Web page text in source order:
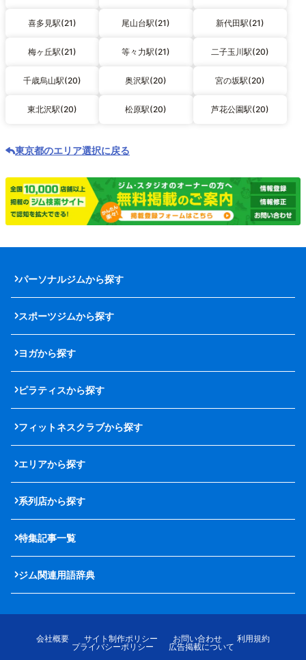
喜多見駅(21) 尾山台駅(21) 新代田駅(21)
梅ヶ丘駅(21) 等々力駅(21) 二子玉川駅(20)
千歳烏山駅(20) 奥沢駅(20) 宮の坂駅(20)
東北沢駅(20) 松原駅(20) 芦花公園駅(20)
東京都のエリア選択に戻る
パーソナルジムから探す
スポーツジムから探す
ヨガから探す
ピラティスから探す
フィットネスクラブから探す
エリアから探す
系列店から探す
特集記事一覧
ジム関連用語辞典
会社概要 サイト制作ポリシー お問い合わせ
利用規約
プライバシーポリシー
広告掲載について